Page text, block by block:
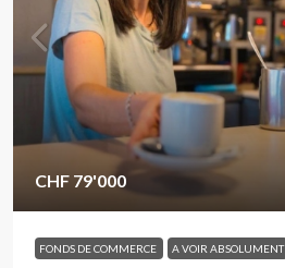
CHF 79'000
FONDS DE COMMERCE A VOIR ABSOLUMENT